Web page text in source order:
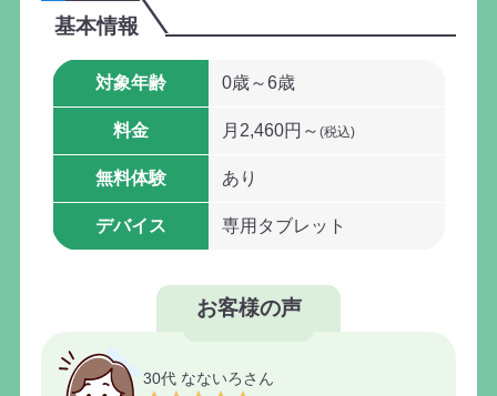
基本情報
対象年齢 0歳～6歳
料金 月2,460円～(税込)
無料体験 あり
デバイス 専用タブレット
お客様の声
30代 なないろさん